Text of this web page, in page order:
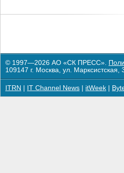
© 1997—2026 АО «СК ПРЕСС».
109147 г. Москва, ул.
ITRN IT Channel News itWeek